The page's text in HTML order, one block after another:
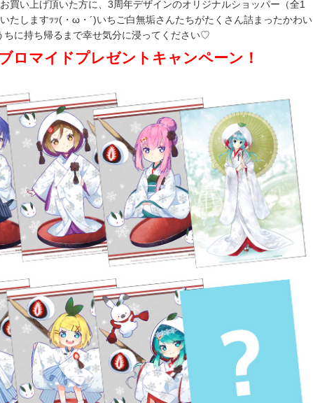
買い上げ頂いた方に、3周年デザインのオリジナルショッパー（全1
たしますｯｯ(・ω・´)いちご白無垢さんたちがたくさん詰まったかわい
ちに持ち帰るまで幸せ気分に浸ってください♡
ロマイドプレゼントキャンペーン！